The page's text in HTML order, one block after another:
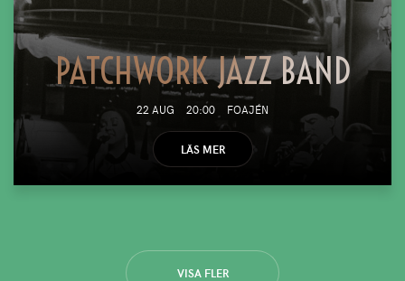
PATCHWORK JAZZ BAND
22 AUG 20:00 FOAJÉN
LÄS MER
VISA FLER